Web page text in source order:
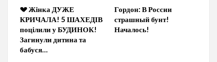
💔 Жінка ДУЖЕ
КРИЧАЛА! 5 ШАХЕДІВ
поцілили у БУДИНОК!
Загинули дитина та
бабуся…
Гордон: В России
страшный бунт!
Началось!